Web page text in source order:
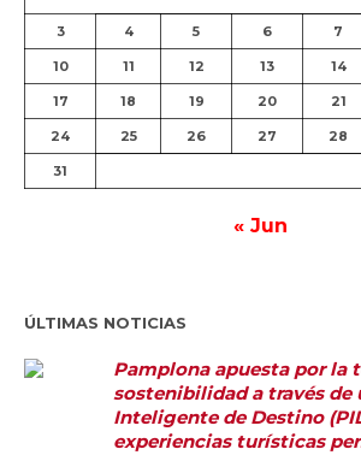
3 4 5 6 7
10 11 12 13 14
17 18 19 20 21
24 25 26 27 28
31
« Jun
ÚLTIMAS NOTICIAS
Pamplona apuesta por la
sostenibilidad a través de
Inteligente de Destino
experiencias turísticas